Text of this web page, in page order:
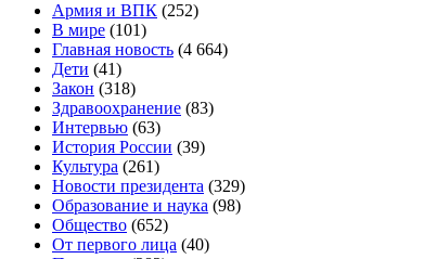
Армия и ВПК (252)
В мире (101)
Главная новость (4 664)
Дети (41)
Закон (318)
Здравоохранение (83)
Интервью (63)
История России (39)
Культура (261)
Новости президента (329)
Образование и наука (98)
Общество (652)
От первого лица (40)